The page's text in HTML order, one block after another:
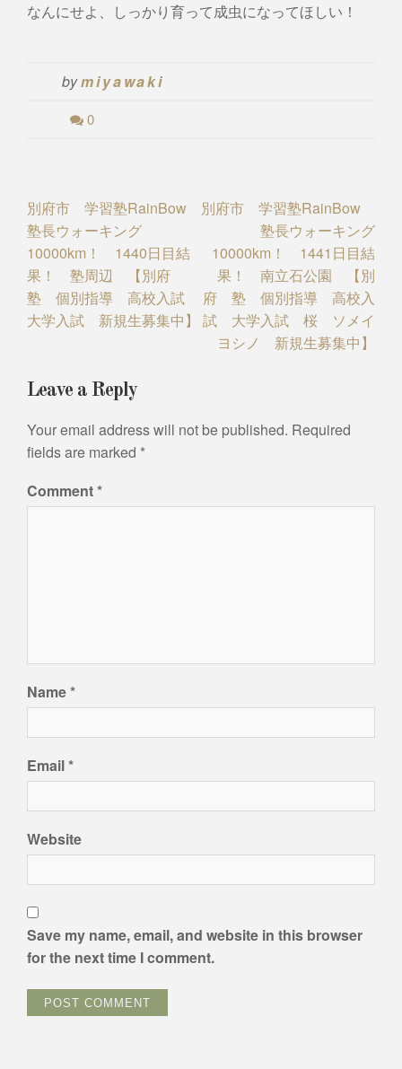
なんにせよ、しっかり育って成虫になってほしい！
bymiyawaki
0
Post
navigation
別府市 学習塾RainBow
塾長ウォーキング
10000km！ 1440日目結
果！ 塾周辺 【別府
塾 個別指導 高校入試
大学入試 新規生募集中】
別府市 学習塾RainBow
塾長ウォーキング
10000km！ 1441日目結
果！ 南立石公園 【別
府 塾 個別指導 高校入
試 大学入試 桜 ソメイ
ヨシノ 新規生募集中】
Leave a Reply
Your email address will not be published. Required
fields are marked *
Comment*
Name*
Email*
Website
Save my name, email, and website in this browser
for the next time I comment.